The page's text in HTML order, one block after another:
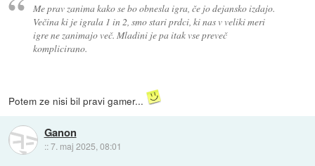
Me prav zanima kako se bo obnesla igra, če jo dejansko izdajo.
Večina ki je igrala 1 in 2, smo stari prdci, ki nas v veliki meri
igre ne zanimajo več. Mladini je pa itak vse preveč
komplicirano.
Potem ze nisi bil pravi gamer...
Ganon
::7. maj 2025, 08:01